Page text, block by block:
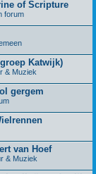
of Scripture
forum
Katwijk)
& Muziek
gergem
van Hoef
& Muziek